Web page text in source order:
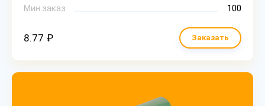
Мин.заказ
100
8.77 ₽ Заказать